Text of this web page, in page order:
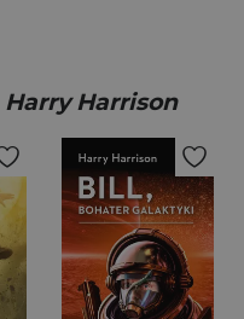
Harry Harrison